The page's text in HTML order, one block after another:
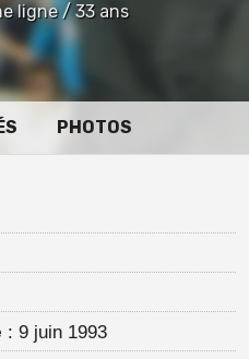
ligne / 33 ans
PHOTOS
: 9 juin 1993